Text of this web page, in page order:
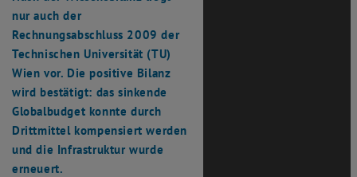
nur auch der
Rechnungsabschluss 2009 der
Technischen Universität (TU)
Wien vor. Die positive Bilanz
wird bestätigt: das sinkende
Globalbudget konnte durch
Drittmittel kompensiert werden
und die Infrastruktur wurde
erneuert.